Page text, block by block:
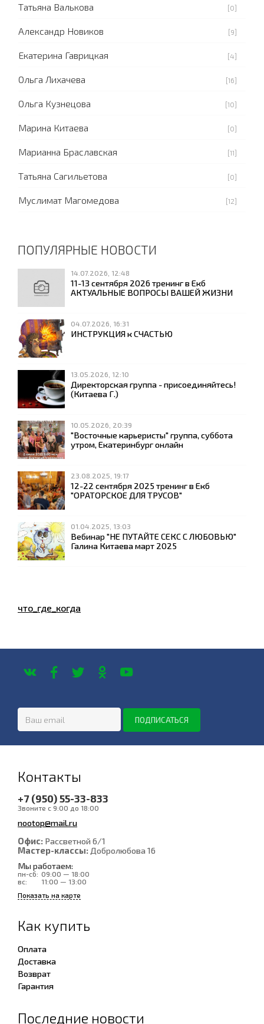
Татьяна Валькова [0]
Александр Новиков [9]
Екатерина Гаврицкая [4]
Ольга Лихачева [16]
Ольга Кузнецова [10]
Марина Китаева [0]
Марианна Браславская [11]
Татьяна Сагильетова [0]
Муслимат Магомедова [12]
ПОПУЛЯРНЫЕ НОВОСТИ
14.07.2026, 12:48
11-13 сентября 2026 тренинг в Екб
АКТУАЛЬНЫЕ ВОПРОСЫ ВАШЕЙ ЖИЗНИ
04.07.2026, 16:31
ИНСТРУКЦИЯ к СЧАСТЬЮ
13.05.2026, 12:10
Директорская группа - присоединяйтесь!
(Китаева Г.)
10.05.2026, 20:39
"Восточные карьеристы" группа, суббота
утром, Екатеринбург онлайн
23.08.2025, 19:17
12-22 сентября 2025 тренинг в Екб
"ОРАТОРСКОЕ ДЛЯ ТРУСОВ"
01.04.2025, 13:03
Вебинар "НЕ ПУТАЙТЕ СЕКС С ЛЮБОВЬЮ"
Галина Китаева март 2025
что_где_когда
Контакты
+7 (950) 55-33-833
Звоните с 9:00 до 18:00
nootop@mail.ru
Офис: Рассветной 6/1
Мастер-классы: Добролюбова 16
Мы работаем:
пн-сб: 09:00 — 18:00
вс:
11:00 — 13:00
Показать на карте
Как купить
Оплата
Доставка
Возврат
Гарантия
Последние новости